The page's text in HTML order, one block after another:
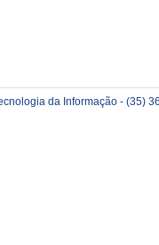
da Informação - (35)